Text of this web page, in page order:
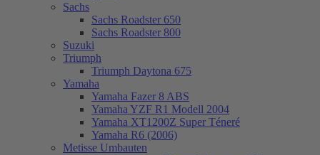
Sachs
Sachs Roadster 650
Sachs Roadster 800
Suzuki
Triumph
Triumph Daytona 675
Yamaha
Yamaha Fazer 8 ABS
Yamaha YZF R1 Modell 2004
Yamaha XT1200Z Super Téneré
Yamaha R6 (2006)
Metisse Umbauten